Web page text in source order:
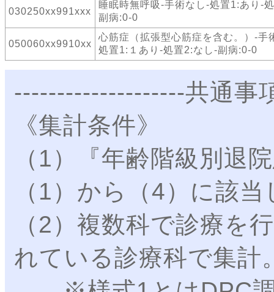
030250xx991xxx
睡眠時無呼吸-手術なし-処置1:あり-
副病:0-0
050060xx9910xx
心筋症（拡張型心筋症を含む。）-手
処置1:１あり-処置2:なし-副病:0-0
--------------------共通事
《集計条件》
（1）『年齢階級別退
（1）から（4）に該
（2）複数科で診療を
れている診療科で集計